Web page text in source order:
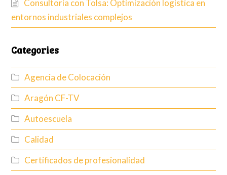
Consultoría con Tolsa: Optimización logística en
entornos industriales complejos
Categories
Agencia de Colocación
Aragón CF-TV
Autoescuela
Calidad
Certificados de profesionalidad